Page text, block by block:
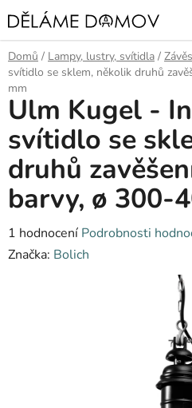
Přejít
na
obsah
Domů / Lampy, lustry, svítidla /
svítidlo se sklem, několik druhů
mm
Ulm Kugel -
svítidlo se
druhů
barvy, ø 300-
Průměrné
hodnocení
1 hodnocení Podrobnosti
Značka: Bolich